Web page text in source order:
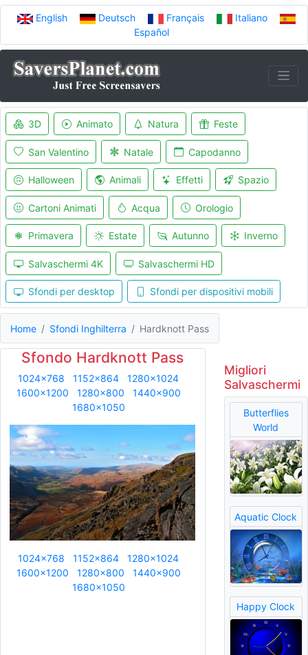
English Deutsch Français
Italiano
Español
3D Animato Natura Feste
San Valentino Natale Capodanno
Halloween Animali Effetti Spazio
Cartoni Animati Acqua Orologio
Primavera Estate Autunno Inverno
Salvaschermi 4K Salvaschermi HD
Sfondi per desktop Sfondi per dispositivi mobili
Home Sfondi Inghilterra Hardknott Pass
Sfondo Hardknott Pass
1024x768 1152x864
1280x1024
1600x1200
1280x800
1440x900
1680x1050
1024x768 1152x864
1280x1024
1600x1200
1280x800
1440x900
1680x1050
Migliori
Salvaschermi
Butterflies
World
Aquatic Clock
Happy Clock